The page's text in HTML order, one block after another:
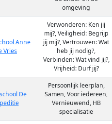
omgeving
Anne
Vries
Verwonderen: Ken jij
mij?, Veiligheid: Begrijp
jij mij?, Vertrouwen: Wat
heb jij nodig?,
Verbinden: Wat vind jij?,
Vrijheid: Durf jij?
De
Persoonlijk leerplan,
Samen, Voor iedereen,
Vernieuwend, HB
specialisatie